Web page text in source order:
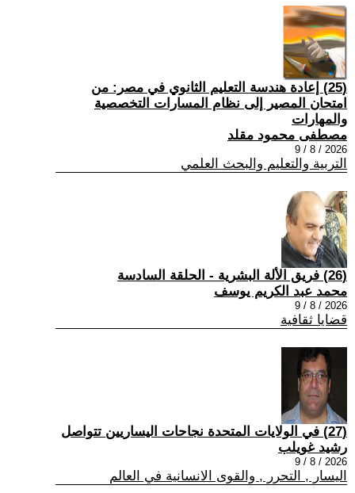
(25) إعادة هندسة التعليم الثانوي في مصر: من
امتحان المصير إلى نظام المسارات التخصصية
والمهارات
مصطفى محمود مقلد
2026 / 8 / 9
التربية والتعليم والبحث العلمي
(26) فريق الألة البشرية - الحلقة السادسة
محمد عبد الكريم يوسف
2026 / 8 / 9
قضايا ثقافية
(27) في الولايات المتحدة نجاحات اليساريين تتواصل
رشيد غويلب
2026 / 8 / 9
اليسار , التحرر , والقوى الانسانية في العالم